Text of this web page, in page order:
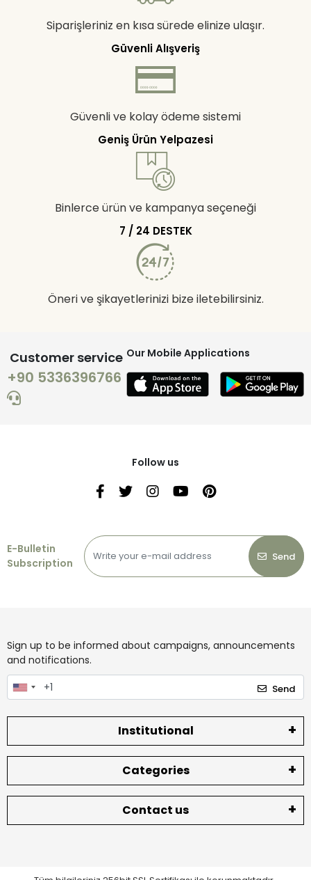
Siparişleriniz en kısa sürede elinize ulaşır.
Güvenli Alışveriş
Güvenli ve kolay ödeme sistemi
Geniş Ürün Yelpazesi
Binlerce ürün ve kampanya seçeneği
7 / 24 DESTEK
Öneri ve şikayetlerinizi bize iletebilirsiniz.
Customer service
+90 5336396766
Our Mobile Applications
Follow us
E-Bulletin
Subscription
Send
Sign up to be informed about campaigns, announcements
and notifications.
Send
Institutional
Categories
Contact us